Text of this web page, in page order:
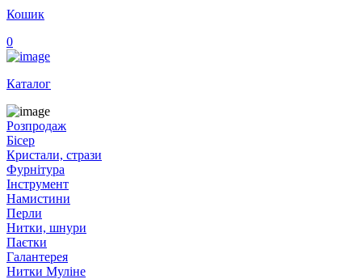
Кошик
0
Каталог
Розпродаж
Бісер
Кристали, стрази
Фурнітура
Інструмент
Намистини
Перли
Нитки, шнури
Паєтки
Галантерея
Нитки Муліне